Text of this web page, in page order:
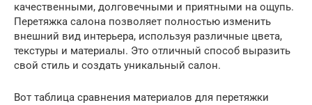
качественными, долговечными и приятными на ощупь.
Перетяжка салона позволяет полностью изменить
внешний вид интерьера, используя различные цвета,
текстуры и материалы. Это отличный способ выразить
свой стиль и создать уникальный салон.
Вот таблица сравнения материалов для перетяжки